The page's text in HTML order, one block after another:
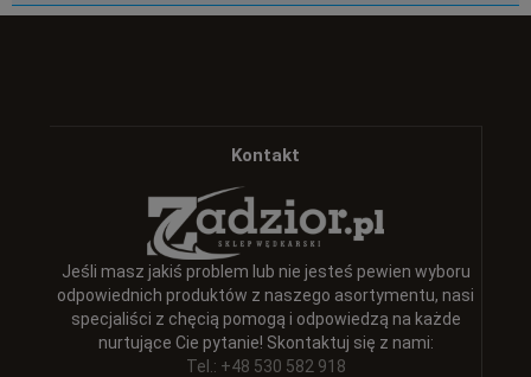
Kontakt
Jeśli masz jakiś problem lub nie jesteś pewien wyboru
odpowiednich produktów z naszego asortymentu, nasi
specjaliści z chęcią pomogą i odpowiedzą na każde
nurtujące Cie pytanie! Skontaktuj się z nami:
Tel.: +48 530 582 918